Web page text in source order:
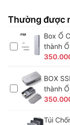
Thường được
Box Ổ
thành
BOX
thành
Túi